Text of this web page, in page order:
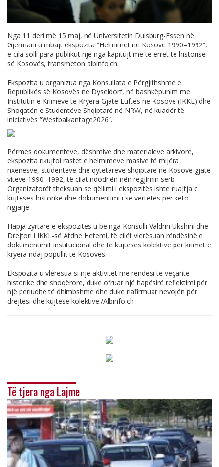
Nga 11 deri më 15 maj, në Universitetin Duisburg-Essen në
Gjermani u mbajt ekspozita “Helmimet në Kosovë 1990–1992”,
e cila solli para publikut një nga kapitujt më të errët të historisë
së Kosovës, transmeton albinfo.ch.
Ekspozita u organizua nga Konsullata e Përgjithshme e
Republikës së Kosovës në Dyseldorf, në bashkëpunim me
Institutin e Krimeve të Kryera Gjatë Luftës në Kosovë (IKKL) dhe
Shoqatën e Studentëve Shqiptarë në NRW, në kuadër të
iniciativës “Westbalkantage2026”.
Përmes dokumenteve, dëshmive dhe materialeve arkivore,
ekspozita rikujtoi rastet e helmimeve masive të mijëra
nxënësve, studentëve dhe qytetarëve shqiptarë në Kosovë gjatë
viteve 1990–1992, të cilat ndodhën nën regjimin serb.
Organizatorët theksuan se qëllimi i ekspozitës ishte ruajtja e
kujtesës historike dhe dokumentimi i së vërtetës për këto
ngjarje.
Hapja zyrtare e ekspozitës u bë nga Konsulli Valdrin Ukshini dhe
Drejtori i IKKL-së Atdhe Hetemi, të cilët vlerësuan rëndësinë e
dokumentimit institucional dhe të kujtesës kolektive për krimet e
kryera ndaj popullit të Kosovës.
Ekspozita u vlerësua si një aktivitet me rëndësi të veçantë
historike dhe shoqërore, duke ofruar një hapësirë reflektimi për
një periudhë të dhimbshme dhe duke riafirmuar nevojën për
drejtësi dhe kujtesë kolektive./Albinfo.ch
Të tjera nga Lajme